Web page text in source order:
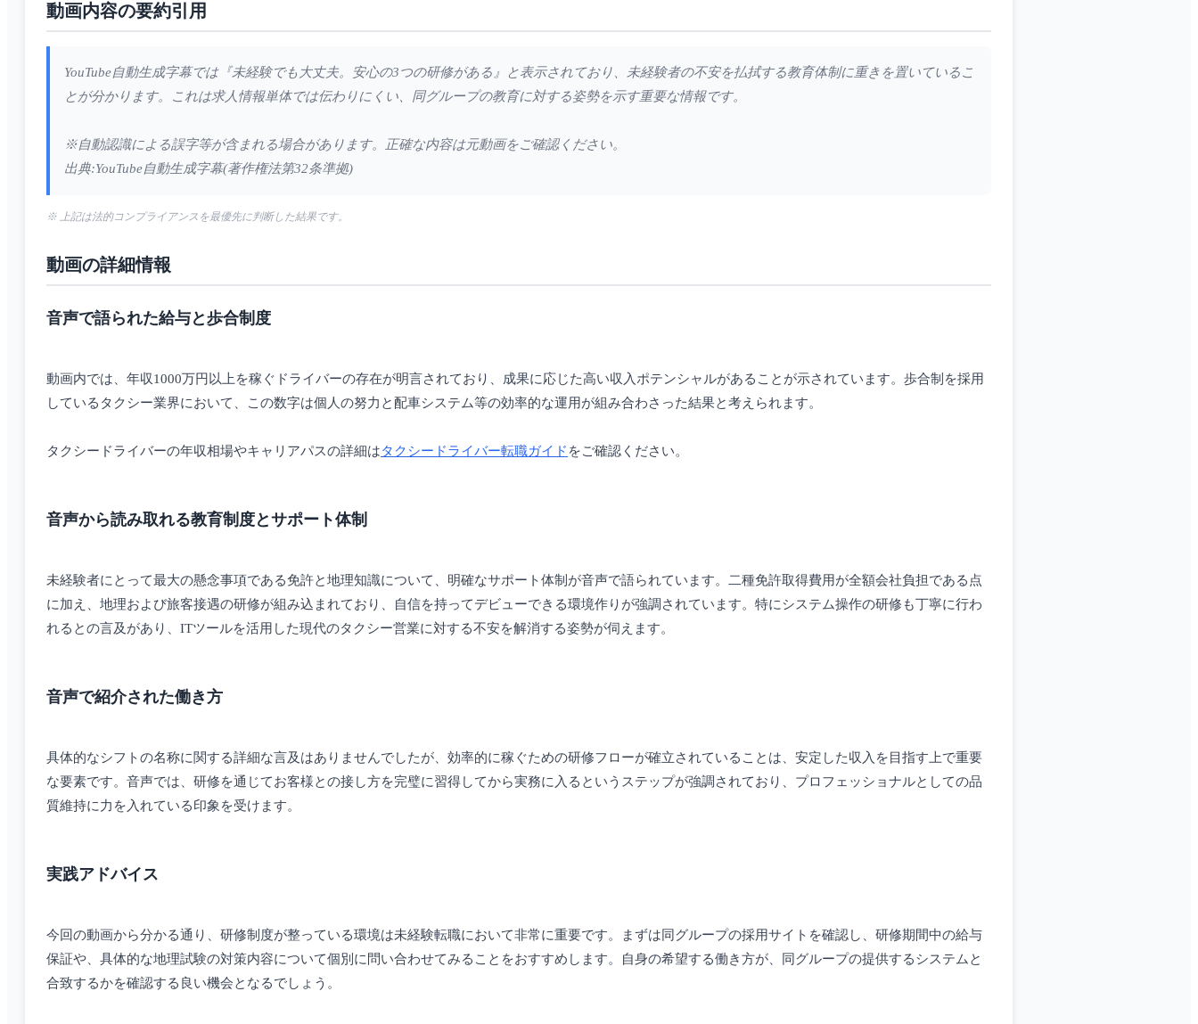
動画内容の要約引用
YouTube自動生成字幕では『未経験でも大丈夫。安心の3つの研修がある』と表示されており、未経験者の不安を払拭する教育体制に重きを置いているこ
とが分かります。これは求人情報単体では伝わりにくい、同グループの教育に対する姿勢を示す重要な情報です。
※自動認識による誤字等が含まれる場合があります。正確な内容は元動画をご確認ください。
出典:YouTube自動生成字幕(著作権法第32条準拠)
※ 上記は法的コンプライアンスを最優先に判断した結果です。
動画の詳細情報
音声で語られた給与と歩合制度
動画内では、年収1000万円以上を稼ぐドライバーの存在が明言されており、成果に応じた高い収入ポテンシャルがあることが示されています。歩合制を採用
しているタクシー業界において、この数字は個人の努力と配車システム等の効率的な運用が組み合わさった結果と考えられます。
タクシードライバーの年収相場やキャリアパスの詳細はタクシードライバー転職ガイド をご確認ください。
音声から読み取れる教育制度とサポート体制
未経験者にとって最大の懸念事項である免許と地理知識について、明確なサポート体制が音声で語られています。二種免許取得費用が全額会社負担である点
に加え、地理および旅客接遇の研修が組み込まれており、自信を持ってデビューできる環境作りが強調されています。特にシステム操作の研修も丁寧に行わ
れるとの言及があり、ITツールを活用した現代のタクシー営業に対する不安を解消する姿勢が伺えます。
音声で紹介された働き方
具体的なシフトの名称に関する詳細な言及はありませんでしたが、効率的に稼ぐための研修フローが確立されていることは、安定した収入を目指す上で重要
な要素です。音声では、研修を通じてお客様との接し方を完璧に習得してから実務に入るというステップが強調されており、プロフェッショナルとしての品
質維持に力を入れている印象を受けます。
実践アドバイス
今回の動画から分かる通り、研修制度が整っている環境は未経験転職において非常に重要です。まずは同グループの採用サイトを確認し、研修期間中の給与
保証や、具体的な地理試験の対策内容について個別に問い合わせてみることをおすすめします。自身の希望する働き方が、同グループの提供するシステムと
合致するかを確認する良い機会となるでしょう。